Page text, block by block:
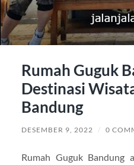
Rumah Guguk
Destinasi
Bandung
DESEMBER 9, 2022 / 0
Rumah Guguk